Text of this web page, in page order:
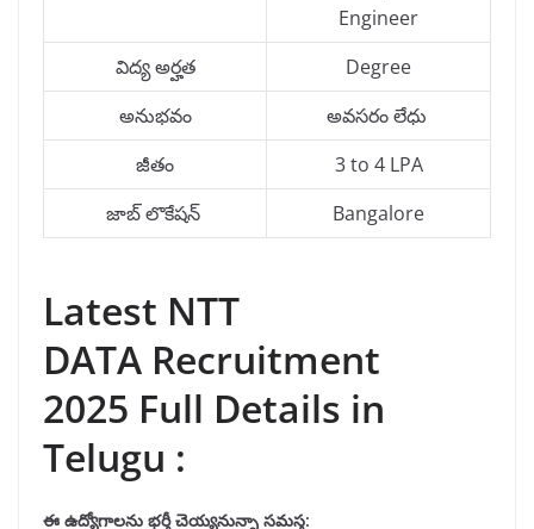
Engineer
విద్య అర్హత
Degree
అనుభవం
అవసరం లేధు
జీతం
3 to 4 LPA
జాబ్ లొకేషన్
Bangalore
Latest NTT
DATA Recruitment
2025 Full Details in
Telugu :
ఈ ఉద్యోగాలను భర్తీచెయ్యనున్నా సమస్త: